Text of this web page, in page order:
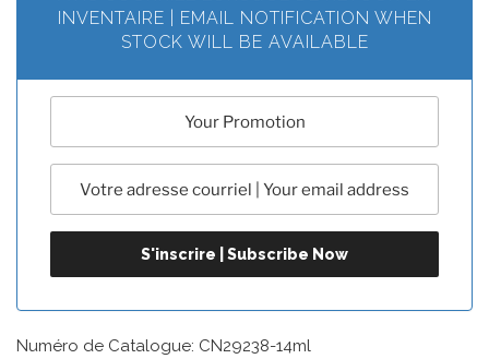
INVENTAIRE | EMAIL NOTIFICATION WHEN
STOCK WILL BE AVAILABLE
Numéro de Catalogue: CN29238-14ml